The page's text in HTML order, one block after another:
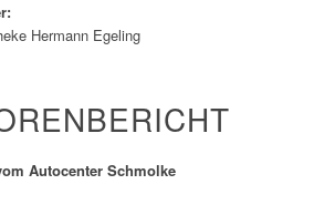
Hermann Egeling
Autocenter Schmolke